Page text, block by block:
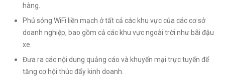
hàng.
Phủ sóng WiFi liền mạch ở tất cả các khu vực của các cơ sở
doanh nghiệp, bao gồm cả các khu vực ngoài trời như bãi đậu
xe.
Đưa ra các nội dung quảng cáo và khuyến mại trực tuyến để
tăng cơ hội thúc đẩy kinh doanh.